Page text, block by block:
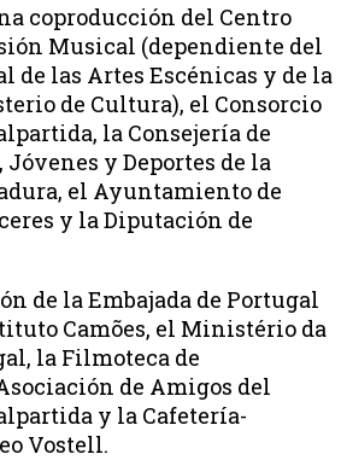
coproducción del Centro
Musical (dependiente del
de las Artes Escénicas y de la
de Cultura), el Consorcio
la Consejería de
y Deportes de la
el Ayuntamiento de
y la Diputación de
de la Embajada de Portugal
Camões, el Ministério da
la Filmoteca de
de Amigos del
y la Cafetería-
Vostell.